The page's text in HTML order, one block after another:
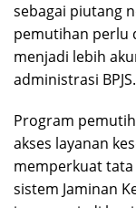
sebagai piutang
pemutihan perlu
menjadi lebih
administrasi BPJS.
Program
akses layanan
memperkuat
sistem Jaminan